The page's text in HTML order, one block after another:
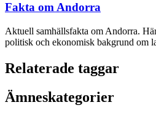
Fakta om Andorra
Aktuell samhällsfakta om Andorra.
politisk och ekonomisk bakgrund om
Relaterade taggar
Ämneskategorier